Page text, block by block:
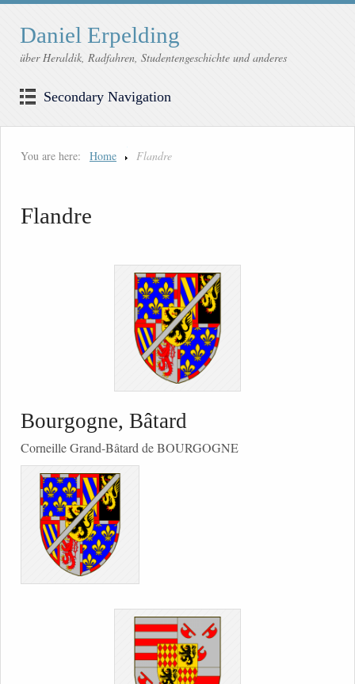
Daniel Erpelding
über Heraldik, Radfahren, Studentengeschichte und anderes
Secondary Navigation
You are here: Home Flandre
Flandre
Bourgogne, Bâtard
Corneille Grand-Bâtard de BOURGOGNE